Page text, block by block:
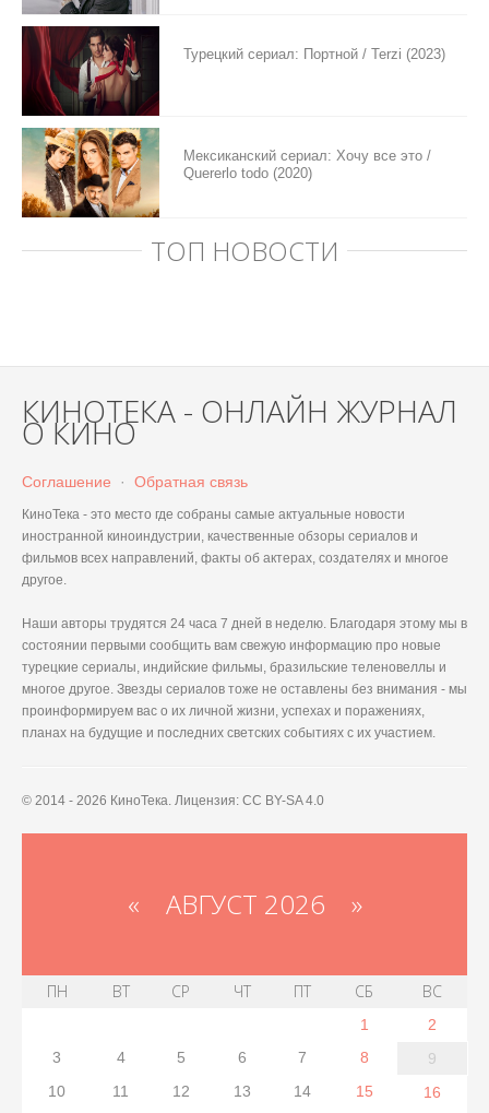
Турецкий сериал: Портной / Terzi (2023)
Мексиканский сериал: Хочу все это /
Quererlo todo (2020)
ТОП НОВОСТИ
КИНОТЕКА - ОНЛАЙН ЖУРНАЛ
О КИНО
Соглашение · Обратная связь
КиноТека - это место где собраны самые актуальные новости
иностранной киноиндустрии, качественные обзоры сериалов и
фильмов всех направлений, факты об актерах, создателях и многое
другое.
Наши авторы трудятся 24 часа 7 дней в неделю. Благодаря этому мы в
состоянии первыми сообщить вам свежую информацию про новые
турецкие сериалы, индийские фильмы, бразильские теленовеллы и
многое другое. Звезды сериалов тоже не оставлены без внимания - мы
проинформируем вас о их личной жизни, успехах и поражениях,
планах на будущие и последних светских событиях с их участием.
© 2014 - 2026 КиноТека. Лицензия: CC BY-SA 4.0
« АВГУСТ 2026 »
ПН ВТ СР ЧТ ПТ СБ ВС
1
2
3
4 5 6 7 8
9
10
11 12 13 14 15 16